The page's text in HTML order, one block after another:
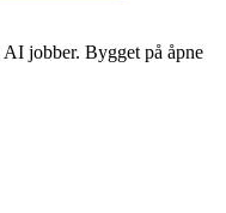
jobber. Bygget på åpne